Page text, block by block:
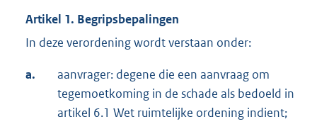
Artikel 1. Begripsbepalingen
In deze verordening wordt verstaan onder:
a.
aanvrager: degene die een aanvraag om
tegemoetkoming in de schade als bedoeld in
artikel 6.1 Wet ruimtelijke ordening indient;